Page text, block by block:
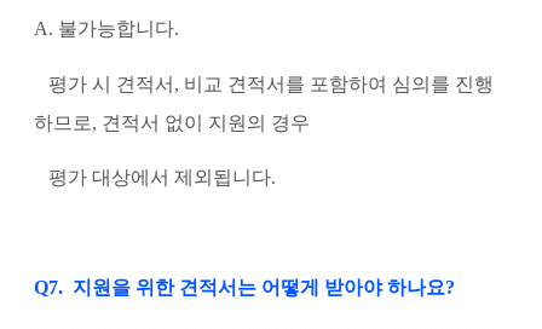
A. 불가능합니다.
평가 시 견적서, 비교 견적서를 포함하여 심의를 진행
하므로, 견적서 없이 지원의 경우
평가 대상에서 제외됩니다.
Q7. 지원을 위한 견적서는 어떻게 받아야 하나요?